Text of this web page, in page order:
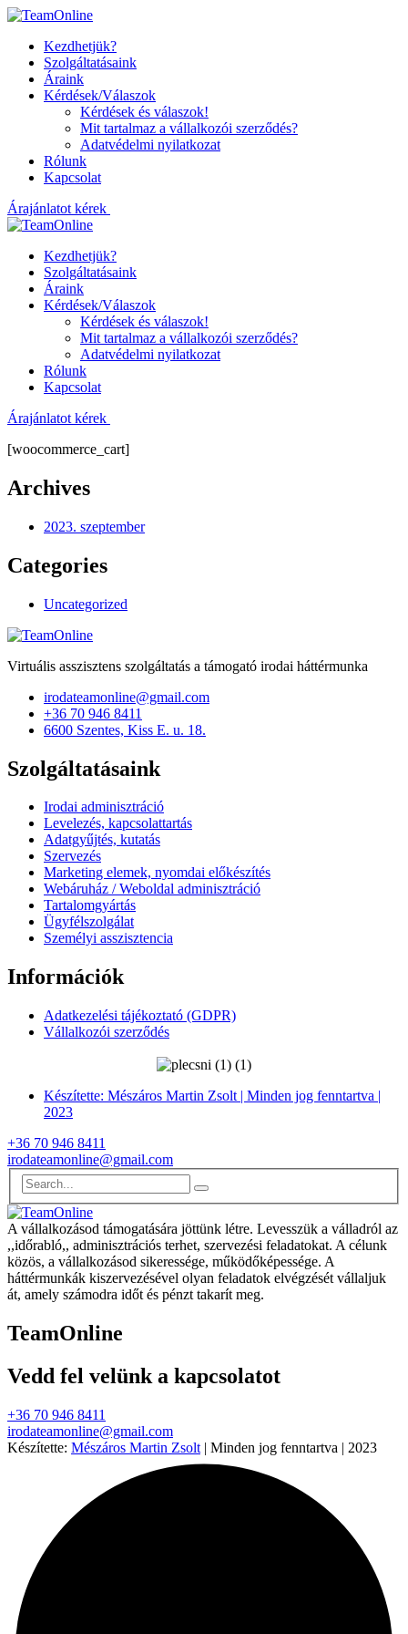
Kezdhetjük?
Szolgáltatásaink
Áraink
Kérdések/Válaszok
Kérdések és válaszok!
Mit tartalmaz a vállalkozói szerződés?
Adatvédelmi nyilatkozat
Rólunk
Kapcsolat
Árajánlatot kérek
Kezdhetjük?
Szolgáltatásaink
Áraink
Kérdések/Válaszok
Kérdések és válaszok!
Mit tartalmaz a vállalkozói szerződés?
Adatvédelmi nyilatkozat
Rólunk
Kapcsolat
Árajánlatot kérek
[woocommerce_cart]
Archives
2023. szeptember
Categories
Uncategorized
Virtuális asszisztens szolgáltatás a támogató irodai háttérmunka
irodateamonline@gmail.com
+36 70 946 8411
6600 Szentes, Kiss E. u. 18.
Szolgáltatásaink
Irodai adminisztráció
Levelezés, kapcsolattartás
Adatgyűjtés, kutatás
Szervezés
Marketing elemek, nyomdai előkészítés
Webáruház / Weboldal adminisztráció
Tartalomgyártás
Ügyfélszolgálat
Személyi asszisztencia
Információk
Adatkezelési tájékoztató (GDPR)
Vállalkozói szerződés
Készítette: Mészáros Martin Zsolt | Minden jog fenntartva |
2023
+36 70 946 8411
irodateamonline@gmail.com
A vállalkozásod támogatására jöttünk létre. Levesszük a válladról az
,,időrabló,, adminisztrációs terhet, szervezési feladatokat. A célunk
közös, a vállalkozásod sikeressége, működőképessége. A
háttérmunkák kiszervezésével olyan feladatok elvégzését vállaljuk
át, amely számodra időt és pénzt takarít meg.
TeamOnline
Vedd fel velünk a kapcsolatot
+36 70 946 8411
irodateamonline@gmail.com
Készítette: Mészáros Martin Zsolt | Minden jog fenntartva | 2023